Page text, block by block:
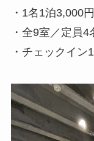
・1名1泊3,000
・全9室／定員4
・チェックイ